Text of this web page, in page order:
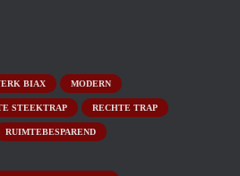
BIAX MODERN
STEEKTRAP RECHTE TRAP
RUIMTEBESPAREND